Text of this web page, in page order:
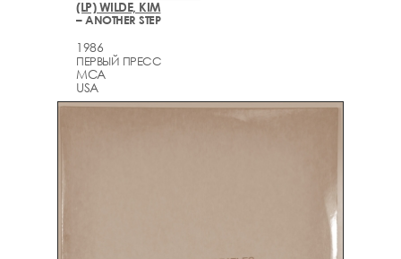
(LP) WILDE, KIM
– ANOTHER STEP
1986
ПЕРВЫЙ ПРЕСС
MCA
USA